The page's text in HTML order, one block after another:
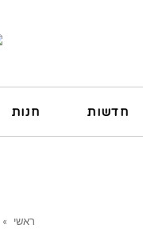
חדשות חנות
ראשי »